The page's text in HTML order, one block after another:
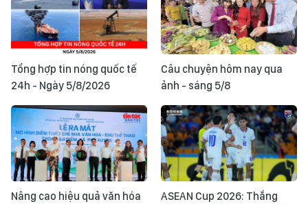
Tổng hợp tin nóng quốc tế
24h - Ngày 5/8/2026
Câu chuyện hôm nay qua
ảnh - sáng 5/8
Nâng cao hiệu quả văn hóa
ASEAN Cup 2026: Thắng